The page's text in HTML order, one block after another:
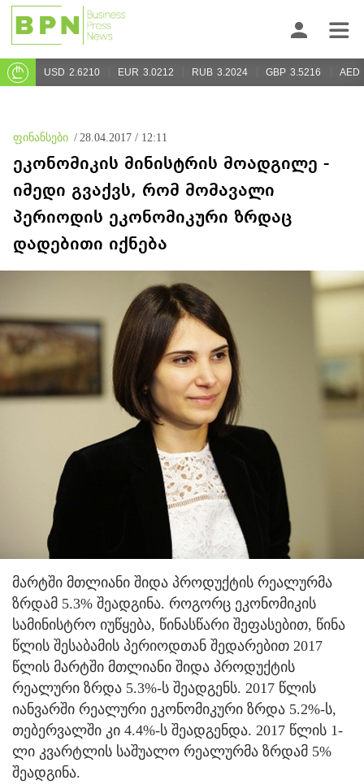
USD 2.6210 EUR 3.0212 RUB 3.2024 GBP 3.5216 AED
ფინანსები / 28.04.2017 / 12:11
ეკონომიკის მინისტრის მოადგილე -
იმედი გვაქვს, რომ მომავალი
პერიოდის ეკონომიკური ზრდაც
დადებითი იქნება
მარტში მთლიანი შიდა პროდუქტის რეალურმა
ზრდამ 5.3% შეადგინა. როგორც ეკონომიკის
სამინისტრო იუწყება, წინასწარი შეფასებით, წინა
წლის შესაბამის პერიოდთან შედარებით 2017
წლის მარტში მთლიანი შიდა პროდუქტის
რეალური ზრდა 5.3%-ს შეადგენს. 2017 წლის
იანვარში რეალური ეკონომიკური ზრდა 5.2%-ს,
თებერვალში კი 4.4%-ს შეადგენდა. 2017 წლის 1-
ლი კვარტლის საშუალო რეალურმა ზრდამ 5%
შეადგინა.